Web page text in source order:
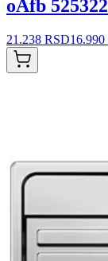
oAfb 525322
21.238 RSD